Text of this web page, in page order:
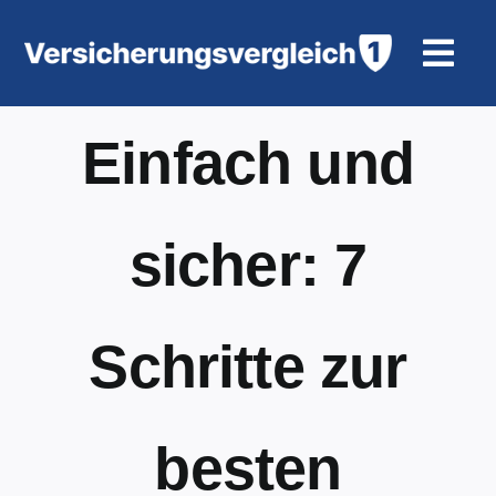
Inhalt
Einfach und
sicher: 7
Schritte zur
besten